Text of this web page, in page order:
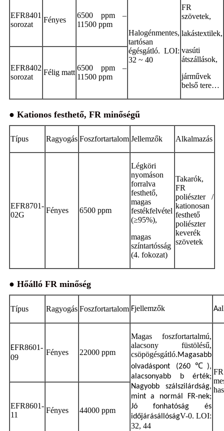
EFR8401
sorozat
Fényes
6500 ppm –
11500 ppm
Halogénmentes,
tartósan
égésgátló. LOI:
32 ~ 40
FR
szövetek,
lakástextilek,
vasúti
átszállások,
járművek
belső tere…
EFR8402
sorozat
Félig matt
6500 ppm –
11500 ppm
● Kationos festhető, FR minőségű
Típus Ragyogás Foszfortartalom Jellemzők Alkalmazás
EFR8701-
02G
Fényes 6500 ppm
Légköri
nyomáson
forralva
festhető,
magas
festékfelvétel
(≥95%),
magas
színtartósság
(4. fokozat)
Takarók,
FR
poliészter /
kationosan
festhető
poliészter
keverék
szövetek
● Hőálló FR minőség
Típus Ragyogás Foszfortartalom Fjellemzők A
EFR8601-
09
Fényes 22000 ppm
Magas foszfortartalmú,
alacsony füstölésű,
csöpögésgátló.Magasabb
olvadáspont (260 ℃ ),
alacsonyabb b érték;
Nagyobb szálszilárdság,
mint a normál FR-nek;
Jó fonhatóság és
időjárásállóságV-0. LOI:
32, 44
FR
EFR8601-
11
Fényes 44000 ppm